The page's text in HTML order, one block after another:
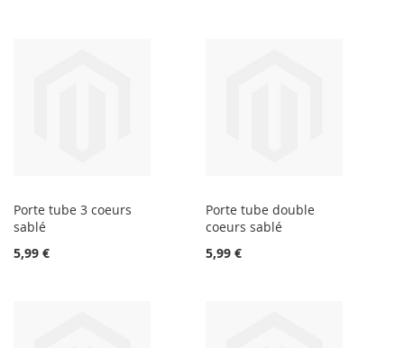
Porte tube 3 coeurs
sablé
5,99 €
Porte tube double
coeurs sablé
5,99 €